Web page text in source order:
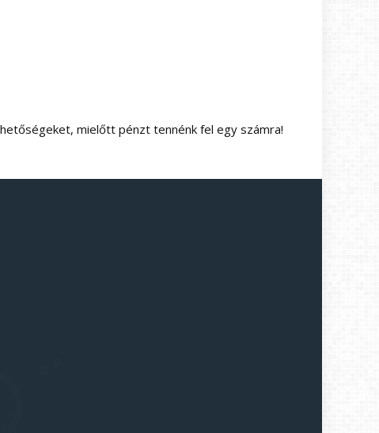
mielőtt pénzt tennénk fel egy számra!